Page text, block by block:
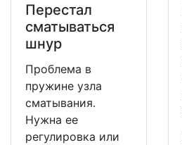
Перестал
сматываться
шнур
Проблема в
пружине узла
сматывания.
Нужна ее
регулировка или